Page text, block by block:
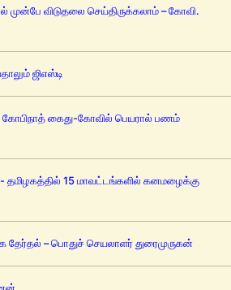
முன்பே விடுதலை செய்திருக்கலாம் – கோவி.
ஜிஎஸ்டி
கோபிநாத் கைது-கோவில் பெயரால் பணம்
தமிழகத்தில் 15 மாவட்டங்களில் கனமழைக்கு
தேர்தல் – பொதுச் செயலாளர் துரைமுருகன்